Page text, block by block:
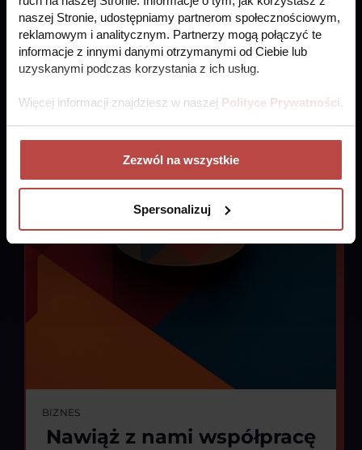
naszej Stronie, udostępniamy partnerom społecznościowym,
reklamowym i analitycznym. Partnerzy mogą połączyć te
informacje z innymi danymi otrzymanymi od Ciebie lub
uzyskanymi podczas korzystania z ich usług.
Więcej informacji znajdziesz w naszej Polityce Prywatności.
Zezwól na wszystkie
Spersonalizuj
BIZNES
Nawiąż z nami współpracę